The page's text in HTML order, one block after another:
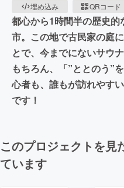
埋め込み
QRコード
都心から1時間半の歴史
市。この地で古民家の庭
とで、今までにないサウ
もちろん、「”ととのう”
心者も、誰もが訪れやす
です！
このプロジェクトを見
ています